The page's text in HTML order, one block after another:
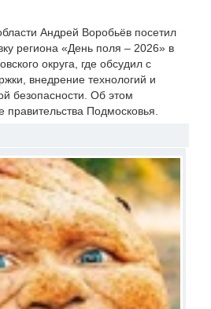
Андрей Воробьёв посетил
региона «День поля – 2026» в
округа, где обсудил с
внедрение технологий и
безопасности. Об этом
Подмосковья.